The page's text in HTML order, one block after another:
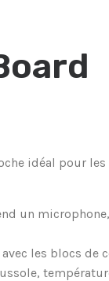
idéal pour
un
les blocs de